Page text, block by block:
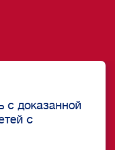
доказанной
с